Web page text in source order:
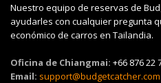
Nuestro equipo de reservas de
ayudarles con cualquier pregunta
económico de carros en Tailandia.
Oficina de Chiangmai: +66 876 22
Email: support@budgetcatcher.com